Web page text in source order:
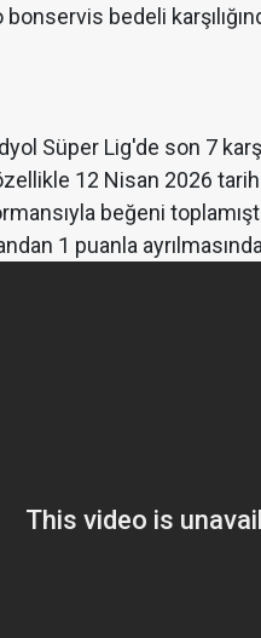
bedeli
Süper Lig'de son 7
12 Nisan 2026
beğeni
1 puanla